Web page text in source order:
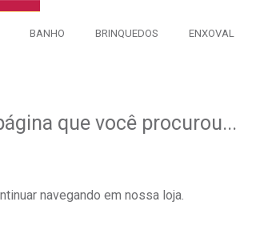
BANHO BRINQUEDOS ENXOVAL
que você procurou...
navegando em nossa loja.